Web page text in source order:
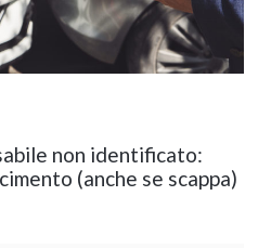
non identificato:
(anche se scappa)